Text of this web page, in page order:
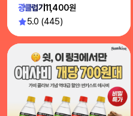
광클럽가11,400원
5.0 (445)